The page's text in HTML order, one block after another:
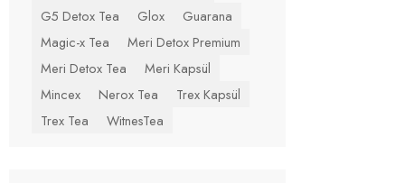
G5 Detox Tea
Glox
Guarana
Magic-x Tea
Meri Detox Premium
Meri Detox Tea
Meri Kapsül
Mincex
Nerox Tea
Trex Kapsül
Trex Tea
WitnesTea